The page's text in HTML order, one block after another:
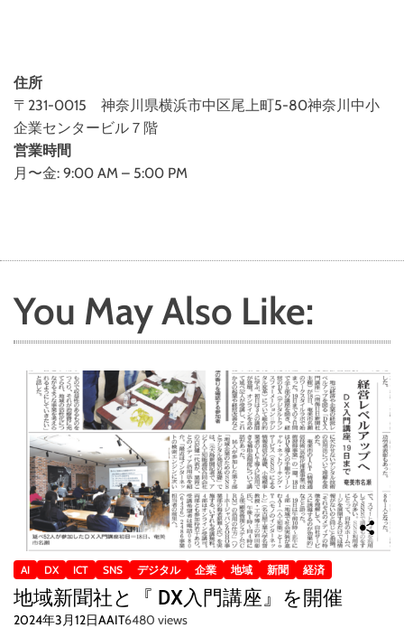
住所
〒231-0015 神奈川県横浜市中区尾上町5-80神奈川中小
企業センタービル７階
営業時間
月〜金: 9:00 AM – 5:00 PM
You May Also Like:
AI DX ICT SNS デジタル 企業 地域 新聞 経済
地域新聞社と『 DX入門講座』を開催
2024年3月12日AAIT6480 views